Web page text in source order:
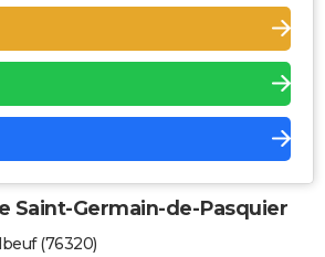
Saint-Germain-de-Pasquier
(76320)